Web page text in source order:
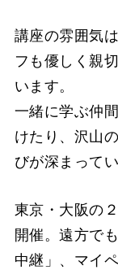
講座の雰囲気
フも優しく親
います。
一緒に学ぶ仲
けたり、沢山
びが深まってい
東京・大阪の
開催。遠方で
中継」、マイ